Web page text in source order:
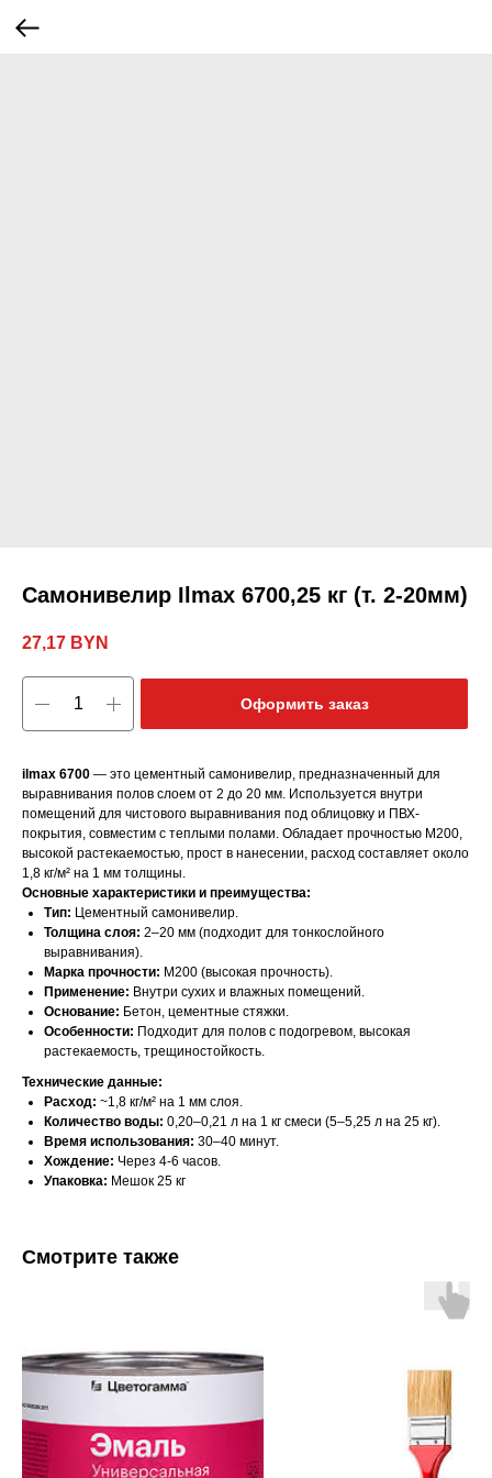
Самонивелир Ilmax 6700,25 кг (т. 2-20мм)
27,17 BYN
Оформить заказ
ilmax 6700 — это цементный самонивелир, предназначенный для
выравнивания полов слоем от 2 до 20 мм. Используется внутри
помещений для чистового выравнивания под облицовку и ПВХ-
покрытия, совместим с теплыми полами. Обладает прочностью М200,
высокой растекаемостью, прост в нанесении, расход составляет около
1,8 кг/м² на 1 мм толщины.
Основные характеристики и преимущества:
Тип: Цементный самонивелир.
Толщина слоя: 2–20 мм (подходит для тонкослойного
выравнивания).
Марка прочности: М200 (высокая прочность).
Применение: Внутри сухих и влажных помещений.
Основание: Бетон, цементные стяжки.
Особенности: Подходит для полов с подогревом, высокая
растекаемость, трещиностойкость.
Технические данные:
Расход: ~1,8 кг/м² на 1 мм слоя.
Количество воды: 0,20–0,21 л на 1 кг смеси (5–5,25 л на 25 кг).
Время использования: 30–40 минут.
Хождение: Через 4-6 часов.
Упаковка: Мешок 25 кг
Смотрите также